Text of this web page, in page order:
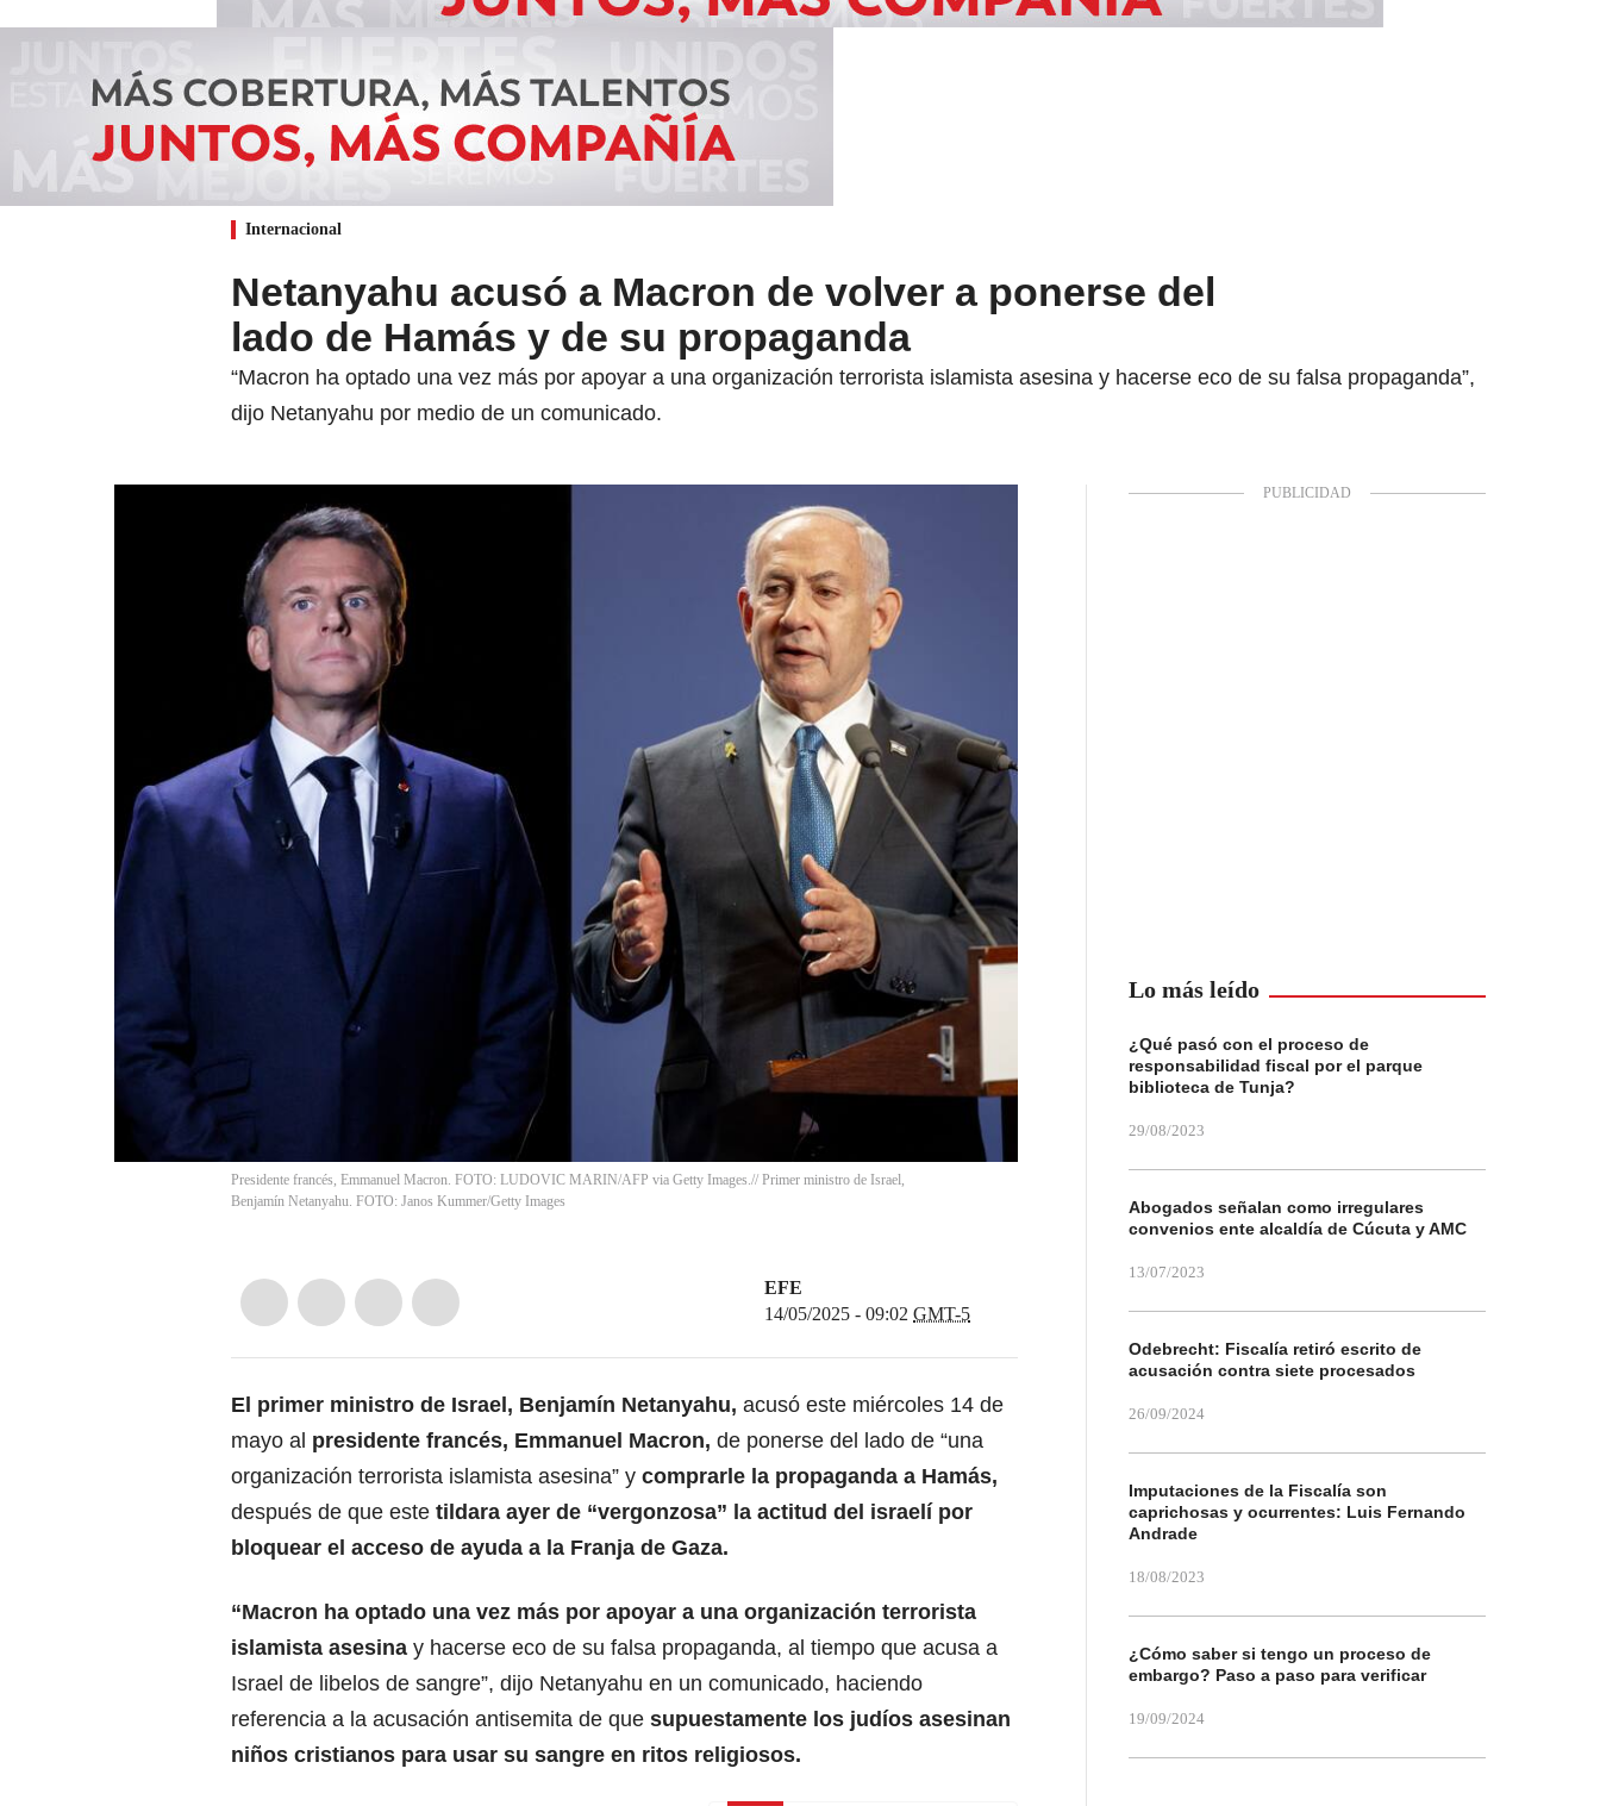
Internacional
Netanyahu acusó a Macron de volver a ponerse del
lado de Hamás y de su propaganda
“Macron ha optado una vez más por apoyar a una organización terrorista islamista asesina y hacerse eco de su falsa propaganda”,
dijo Netanyahu por medio de un comunicado.
Presidente francés, Emmanuel Macron. FOTO: LUDOVIC MARIN/AFP via Getty Images.// Primer ministro de Israel,
Benjamín Netanyahu. FOTO: Janos Kummer/Getty Images
EFE
14/05/2025 - 09:02 GMT-5
El primer ministro de Israel, Benjamín Netanyahu, acusó este miércoles 14 de
mayo al presidente francés, Emmanuel Macron, de ponerse del lado de “una
organización terrorista islamista asesina” y comprarle la propaganda a Hamás,
después de que este tildara ayer de “vergonzosa” la actitud del israelí por
bloquear el acceso de ayuda a la Franja de Gaza.
“Macron ha optado una vez más por apoyar a una organización terrorista
islamista asesina y hacerse eco de su falsa propaganda, al tiempo que acusa a
Israel de libelos de sangre”, dijo Netanyahu en un comunicado, haciendo
referencia a la acusación antisemita de que supuestamente los judíos asesinan
niños cristianos para usar su sangre en ritos religiosos.
Lo más leído
¿Qué pasó con el proceso de
responsabilidad fiscal por el parque
biblioteca de Tunja?
29/08/2023
Abogados señalan como irregulares
convenios ente alcaldía de Cúcuta y AMC
13/07/2023
Odebrecht: Fiscalía retiró escrito de
acusación contra siete procesados
26/09/2024
Imputaciones de la Fiscalía son
caprichosas y ocurrentes: Luis Fernando
Andrade
18/08/2023
¿Cómo saber si tengo un proceso de
embargo? Paso a paso para verificar
19/09/2024